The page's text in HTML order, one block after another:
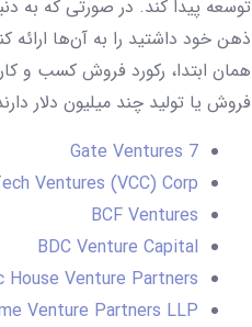
توسعه پیدا کند. در صورتی که به
ذهن خود داشتید را به آن‌ها ارائه
همان ابتدا، رکورد فروش کسب و
فروش یا تولید چند میلیون دلار
7 Gate Ventures
Ventures (VCC) Corp
BCF Ventures
BDC Venture Capital
House Venture Partners
Venture Partners LLP